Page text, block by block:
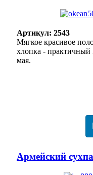
Артикул: 2543
Мягкое красивое
хлопка - практичный
мая.
Армейский